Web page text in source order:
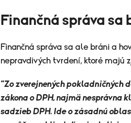
Finančná správa sa
Finančná správa sa ale bráni a
nepravdivých tvrdení, ktoré majú
"Zo zverejnených pokladničných
zákona o DPH, najmä nesprávna
sadzieb DPH. Ide o zásadnú